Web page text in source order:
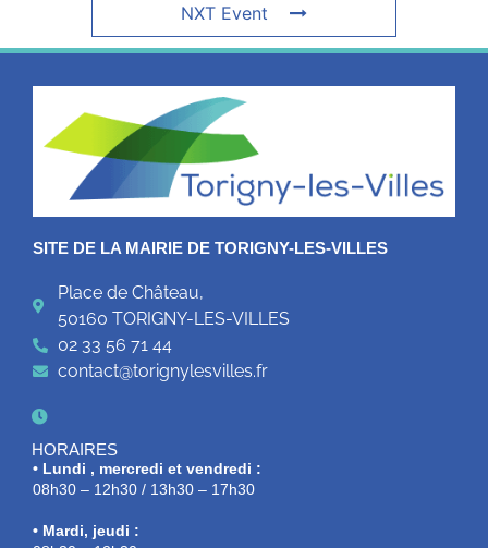
NXT Event
SITE DE LA MAIRIE DE TORIGNY-LES-VILLES
Place de Château,
50160 TORIGNY-LES-VILLES
02 33 56 71 44
contact@torignylesvilles.fr
HORAIRES
• Lundi , mercredi et vendredi :
08h30 – 12h30 / 13h30 – 17h30
• Mardi, jeudi :